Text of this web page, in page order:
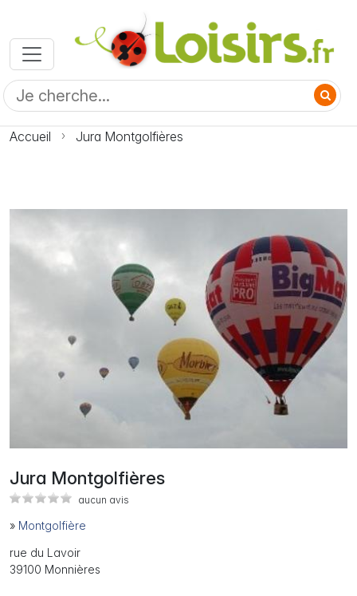
Accueil Jura Montgolfières
Jura Montgolfières
aucun avis
» Montgolfière
rue du Lavoir
39100 Monnières